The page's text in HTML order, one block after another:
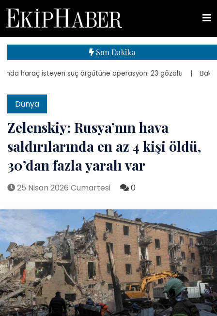
Son Dakika
haraç isteyen suç örgütüne operasyon: 23 gözaltı | Bakan
Dünya
Zelenskiy: Rusya’nın hava
saldırılarında en az 4 kişi öldü,
30’dan fazla yaralı var
25 Nisan 2026 Cumartesi 0